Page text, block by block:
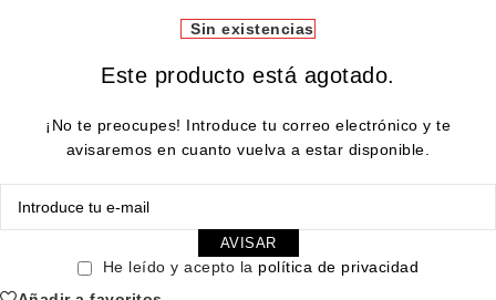
Sin existencias
Este producto está agotado.
¡No te preocupes! Introduce tu correo electrónico y te
avisaremos en cuanto vuelva a estar disponible.
AVISAR
He leído y acepto la política de privacidad